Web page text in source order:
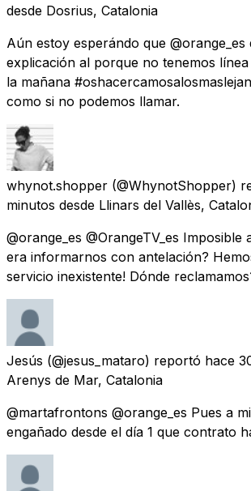
desde Dosrius, Catalonia
Aún estoy esperándo que @orange_es
explicación al porque no tenemos línea
la mañana
como si no podemos llamar.
whynot.shopper (@WhynotShopper)
minutos desde Llinars del Vallès,
@orange_es @OrangeTV_es Imposible
era informarnos con antelación?
servicio inexistente! Dónde
Jesús (@jesus_mataro) reportó hace
Arenys de Mar, Catalonia
@martafrontons @orange_es Pues a
engañado desde el día 1 que contrato